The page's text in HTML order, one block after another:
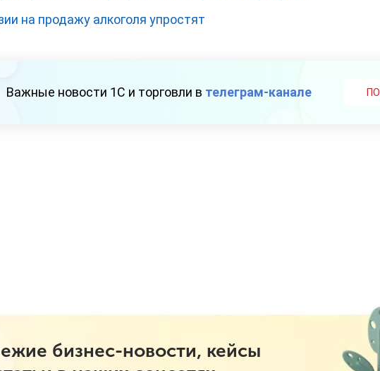
на продажу алкоголя упростят
Важные новости 1С и торговли в телеграм-канале
бизнес-новости, кейсы